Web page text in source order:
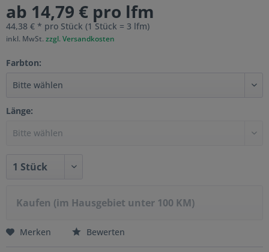
ab 14,79 € pro lfm
44,38 € * pro Stück (1 Stück = 3 lfm)
inkl. MwSt. zzgl. Versandkosten
Farbton:
Länge:
Kaufen (im Hausgebiet unter 100 KM)
Merken Bewerten